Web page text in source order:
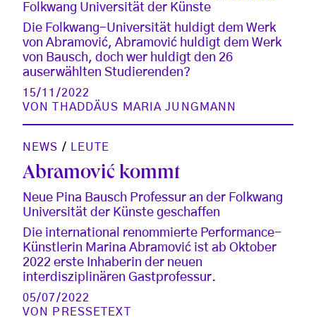
Folkwang Universität der Künste
Die Folkwang-Universität huldigt dem Werk
von Abramović, Abramović huldigt dem Werk
von Bausch, doch wer huldigt den 26
auserwählten Studierenden?
15/11/2022
VON
THADDÄUS MARIA JUNGMANN
NEWS / LEUTE
Abramović kommt
Neue Pina Bausch Professur an der Folkwang
Universität der Künste geschaffen
Die international renommierte Performance-
Künstlerin Marina Abramović ist ab Oktober
2022 erste Inhaberin der neuen
interdisziplinären Gastprofessur.
05/07/2022
VON
PRESSETEXT